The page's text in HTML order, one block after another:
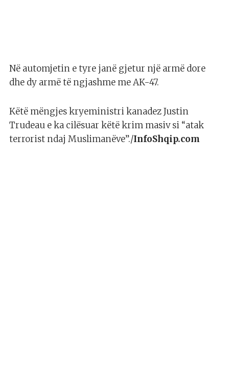
Në automjetin e tyre janë gjetur një armë dore
dhe dy armë të ngjashme me AK-47.
Këtë mëngjes kryeministri kanadez Justin
Trudeau e ka cilësuar këtë krim masiv si “atak
terrorist ndaj Muslimanëve”./InfoShqip.com